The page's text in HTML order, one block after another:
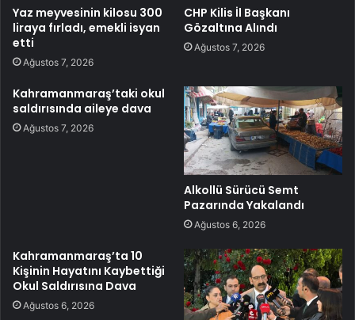
Yaz meyvesinin kilosu 300
liraya fırladı, emekli isyan
etti
Ağustos 7, 2026
CHP Kilis İl Başkanı
Gözaltına Alındı
Ağustos 7, 2026
Kahramanmaraş’taki okul
saldırısında aileye dava
Ağustos 7, 2026
Alkollü Sürücü Semt
Pazarında Yakalandı
Ağustos 6, 2026
Kahramanmaraş’ta 10
Kişinin Hayatını Kaybettiği
Okul Saldırısına Dava
Ağustos 6, 2026